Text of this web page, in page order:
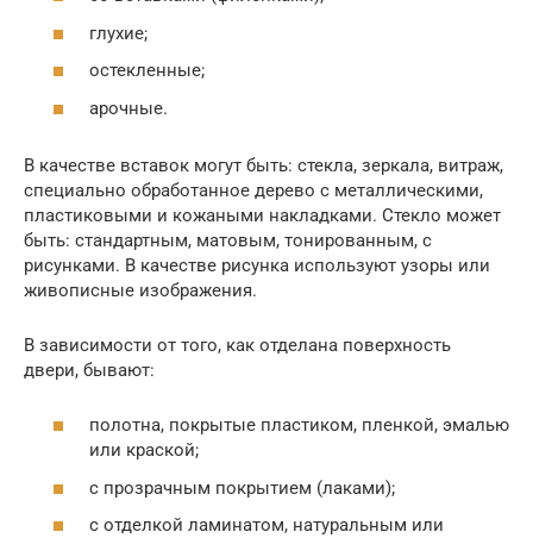
глухие;
остекленные;
арочные.
В качестве вставок могут быть: стекла, зеркала, витраж,
специально обработанное дерево с металлическими,
пластиковыми и кожаными накладками. Стекло может
быть: стандартным, матовым, тонированным, с
рисунками. В качестве рисунка используют узоры или
живописные изображения.
В зависимости от того, как отделана поверхность
двери, бывают:
полотна, покрытые пластиком, пленкой, эмалью
или краской;
с прозрачным покрытием (лаками);
с отделкой ламинатом, натуральным или